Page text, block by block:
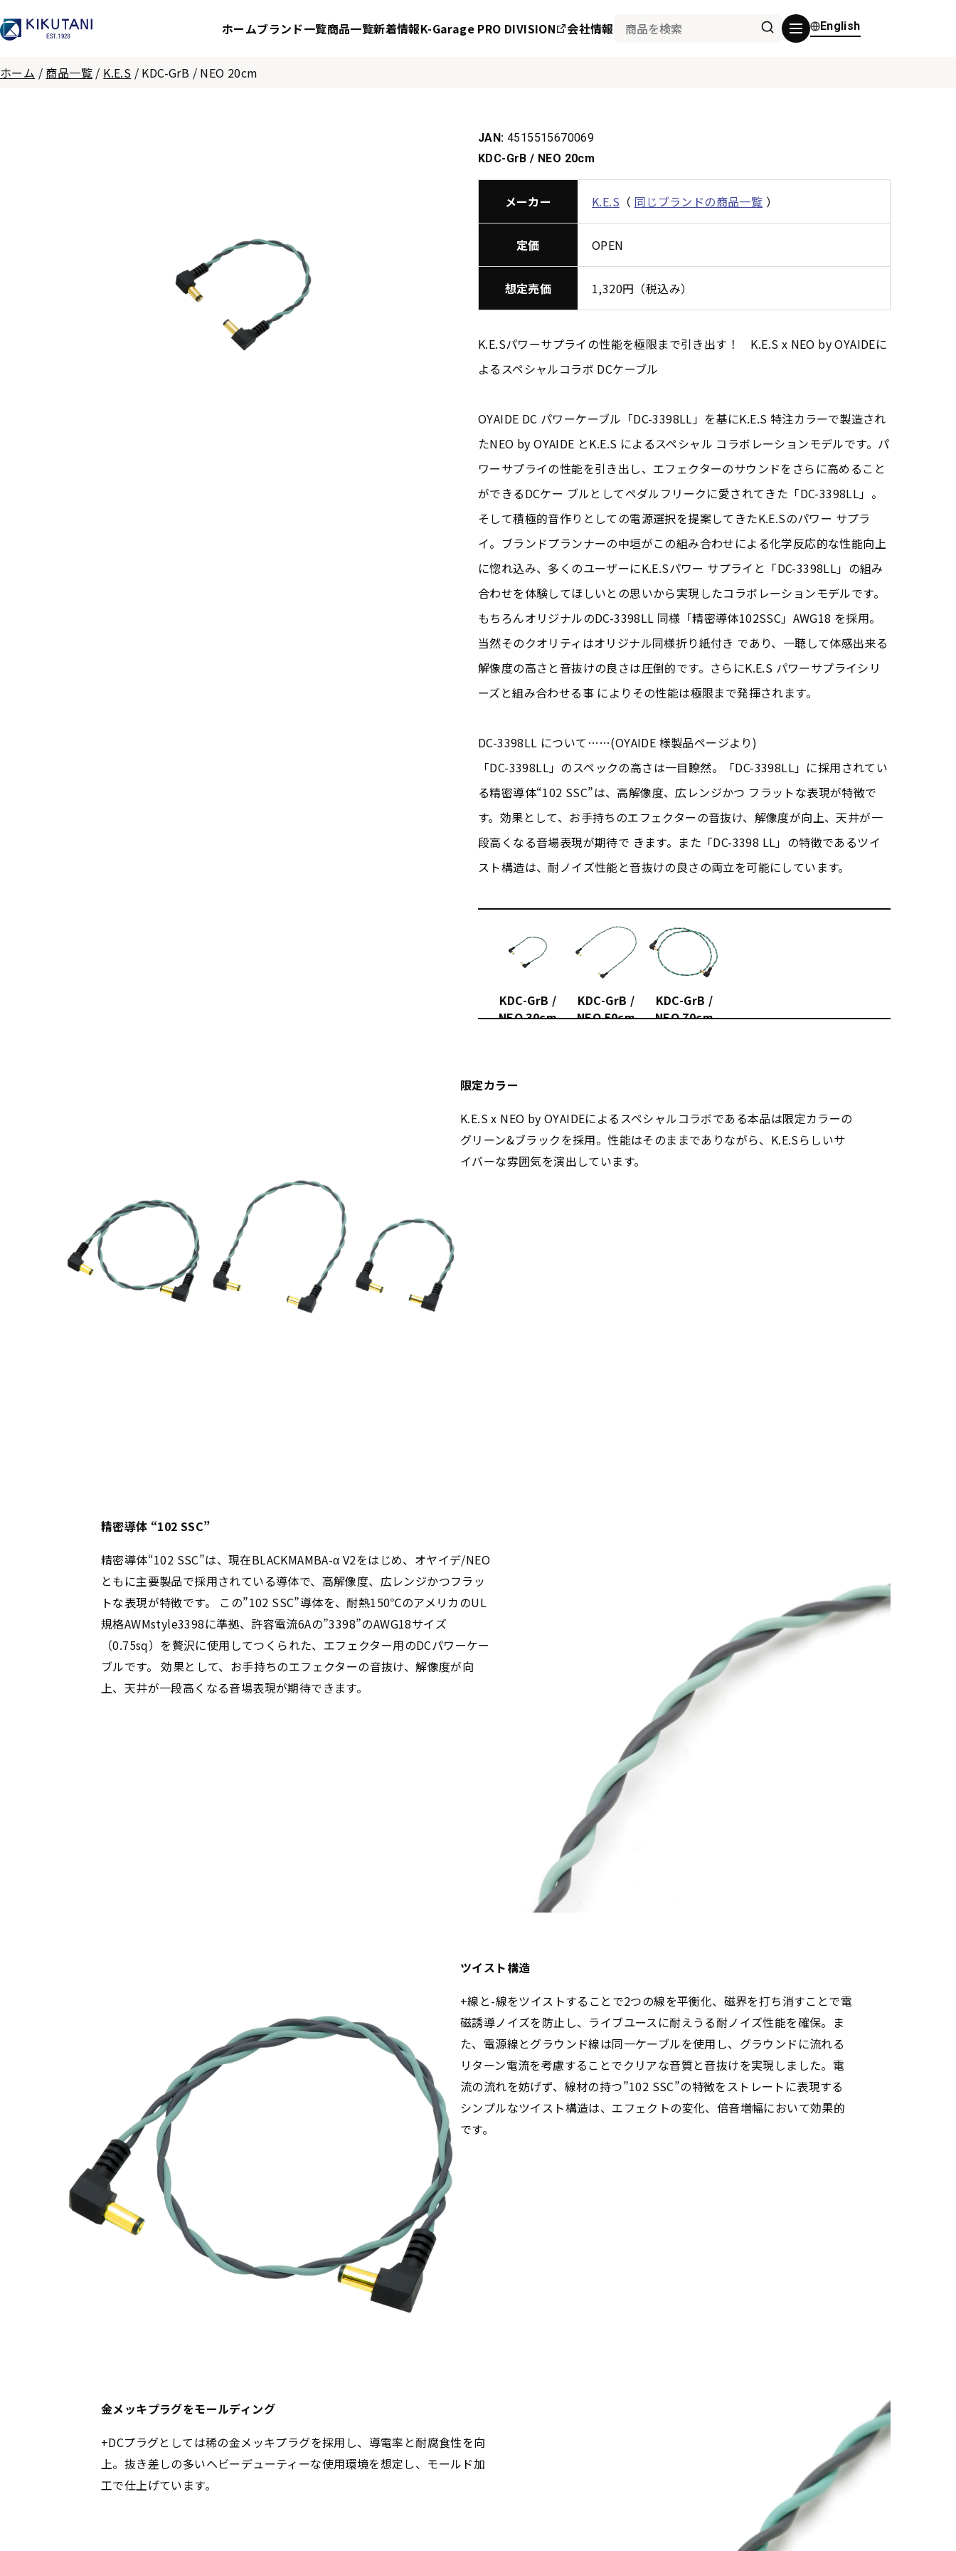
ホームブランド一覧商品一覧新着情報K-Garage PRO DIVISION 会社情報 English
ホーム / 商品一覧 / K.E.S / KDC-GrB / NEO 20cm
JAN: 4515515670069
KDC-GrB / NEO 20cm
メーカー K.E.S （ 同じブランドの商品一覧 ）
定価 OPEN
想定売価 1,320円（税込み）
K.E.Sパワーサプライの性能を極限まで引き出す！ K.E.S x NEO by OYAIDEに
よるスペシャルコラボ DCケーブル
OYAIDE DC パワーケーブル「DC-3398LL」を基にK.E.S 特注カラーで製造され
たNEO by OYAIDE とK.E.S によるスペシャル コラボレーションモデルです。パ
ワーサプライの性能を引き出し、エフェクターのサウンドをさらに高めること
ができるDCケー ブルとしてペダルフリークに愛されてきた「DC-3398LL」。
そして積極的音作りとしての電源選択を提案してきたK.E.Sのパワー サプラ
イ。ブランドプランナーの中垣がこの組み合わせによる化学反応的な性能向上
に惚れ込み、多くのユーザーにK.E.Sパワー サプライと「DC-3398LL」の組み
合わせを体験してほしいとの思いから実現したコラボレーションモデルです。
もちろんオリジナルのDC-3398LL 同様「精密導体102SSC」AWG18 を採用。
当然そのクオリティはオリジナル同様折り紙付き であり、一聴して体感出来る
解像度の高さと音抜けの良さは圧倒的です。さらにK.E.S パワーサプライシリ
ーズと組み合わせる事 によりその性能は極限まで発揮されます。
DC-3398LL について……(OYAIDE 様製品ページより)
「DC-3398LL」のスペックの高さは一目瞭然。「DC-3398LL」に採用されてい
る精密導体“102 SSC”は、高解像度、広レンジかつ フラットな表現が特徴で
す。効果として、お手持ちのエフェクターの音抜け、解像度が向上、天井が一
段高くなる音場表現が期待で きます。また「DC-3398 LL」の特徴であるツイ
スト構造は、耐ノイズ性能と音抜けの良さの両立を可能にしています。
KDC-GrB /
NEO 30cm
KDC-GrB /
NEO 50cm
KDC-GrB /
NEO 70cm
限定カラー
K.E.S x NEO by OYAIDEによるスペシャルコラボである本品は限定カラーの
グリーン&ブラックを採用。性能はそのままでありながら、K.E.Sらしいサ
イバーな雰囲気を演出しています。
精密導体 “102 SSC”
精密導体“102 SSC”は、現在BLACKMAMBA-α V2をはじめ、オヤイデ/NEO
ともに主要製品で採用されている導体で、高解像度、広レンジかつフラッ
トな表現が特徴です。 この”102 SSC”導体を、耐熱150℃のアメリカのUL
規格AWMstyle3398に準拠、許容電流6Aの”3398”のAWG18サイズ
（0.75sq）を贅沢に使用してつくられた、エフェクター用のDCパワーケー
ブルです。 効果として、お手持ちのエフェクターの音抜け、解像度が向
上、天井が一段高くなる音場表現が期待できます。
ツイスト構造
+線と-線をツイストすることで2つの線を平衡化、磁界を打ち消すことで電
磁誘導ノイズを防止し、ライブユースに耐えうる耐ノイズ性能を確保。ま
た、電源線とグラウンド線は同一ケーブルを使用し、グラウンドに流れる
リターン電流を考慮することでクリアな音質と音抜けを実現しました。電
流の流れを妨げず、線材の持つ”102 SSC”の特徴をストレートに表現する
シンプルなツイスト構造は、エフェクトの変化、倍音増幅において効果的
です。
金メッキプラグをモールディング
+DCプラグとしては稀の金メッキプラグを採用し、導電率と耐腐食性を向
上。抜き差しの多いヘビーデューティーな使用環境を想定し、モールド加
工で仕上げています。